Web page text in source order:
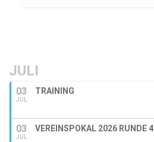
JULI
03
JUL
TRAINING
03
JUL
VEREINSPOKAL 2026 RUNDE 4